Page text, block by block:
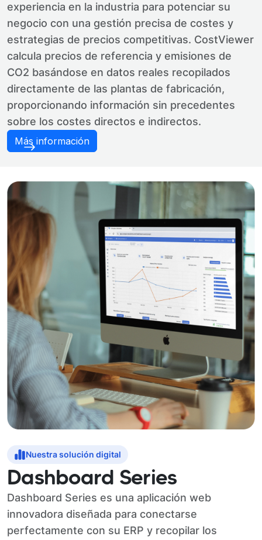
experiencia en la industria para potenciar su
negocio con una gestión precisa de costes y
estrategias de precios competitivas. CostViewer
calcula precios de referencia y emisiones de
CO2 basándose en datos reales recopilados
directamente de las plantas de fabricación,
proporcionando información sin precedentes
sobre los costes directos e indirectos.
Más información
Nuestra solución digital
Dashboard Series
Dashboard Series es una aplicación web
innovadora diseñada para conectarse
perfectamente con su ERP y recopilar los